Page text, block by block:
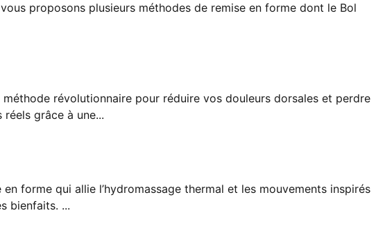
proposons plusieurs méthodes de remise en forme dont le Bol
révolutionnaire pour réduire vos douleurs dorsales et perdre
grâce à une...
forme qui allie l’hydromassage thermal et les mouvements inspirés
bienfaits. ...